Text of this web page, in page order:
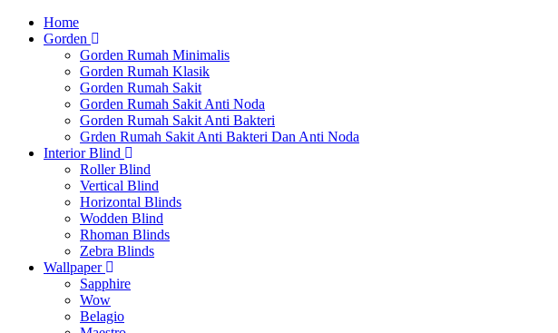
Home
Gorden
Gorden Rumah Minimalis
Gorden Rumah Klasik
Gorden Rumah Sakit
Gorden Rumah Sakit Anti Noda
Gorden Rumah Sakit Anti Bakteri
Grden Rumah Sakit Anti Bakteri Dan Anti Noda
Interior Blind
Roller Blind
Vertical Blind
Horizontal Blinds
Wodden Blind
Rhoman Blinds
Zebra Blinds
Wallpaper
Sapphire
Wow
Belagio